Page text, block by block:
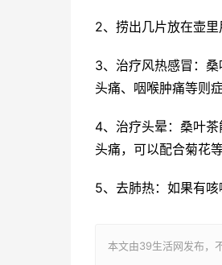
2、捞出几片放在壶里
3、治疗风热感冒：
头痛、咽喉肿痛等则症
4、治疗头晕：桑叶
头痛，可以配合菊花
5、去肺热：如果有
本文由39生活网发布